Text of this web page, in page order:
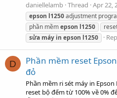
daniellelamb Thread Apr 22,
epson l1250adjustment
phần mềmepson l1250
sửa máy in epson l1250
D
Phần mềm reset
đỏ
Phần mềm ri sét máy in
reset bộ đếm từ 100% về 0%